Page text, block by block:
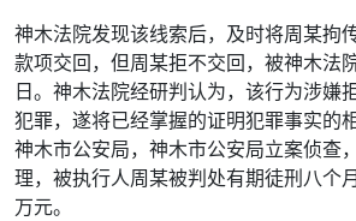
神木法院发现该线索后，及时将周某拘
款项交回，但周某拒不交回，被神木法
日。神木法院经研判认为，该行为涉嫌
犯罪，遂将已经掌握的证明犯罪事实的
神木市公安局，神木市公安局立案侦查
理，被执行人周某被判处有期徒刑八个
万元。